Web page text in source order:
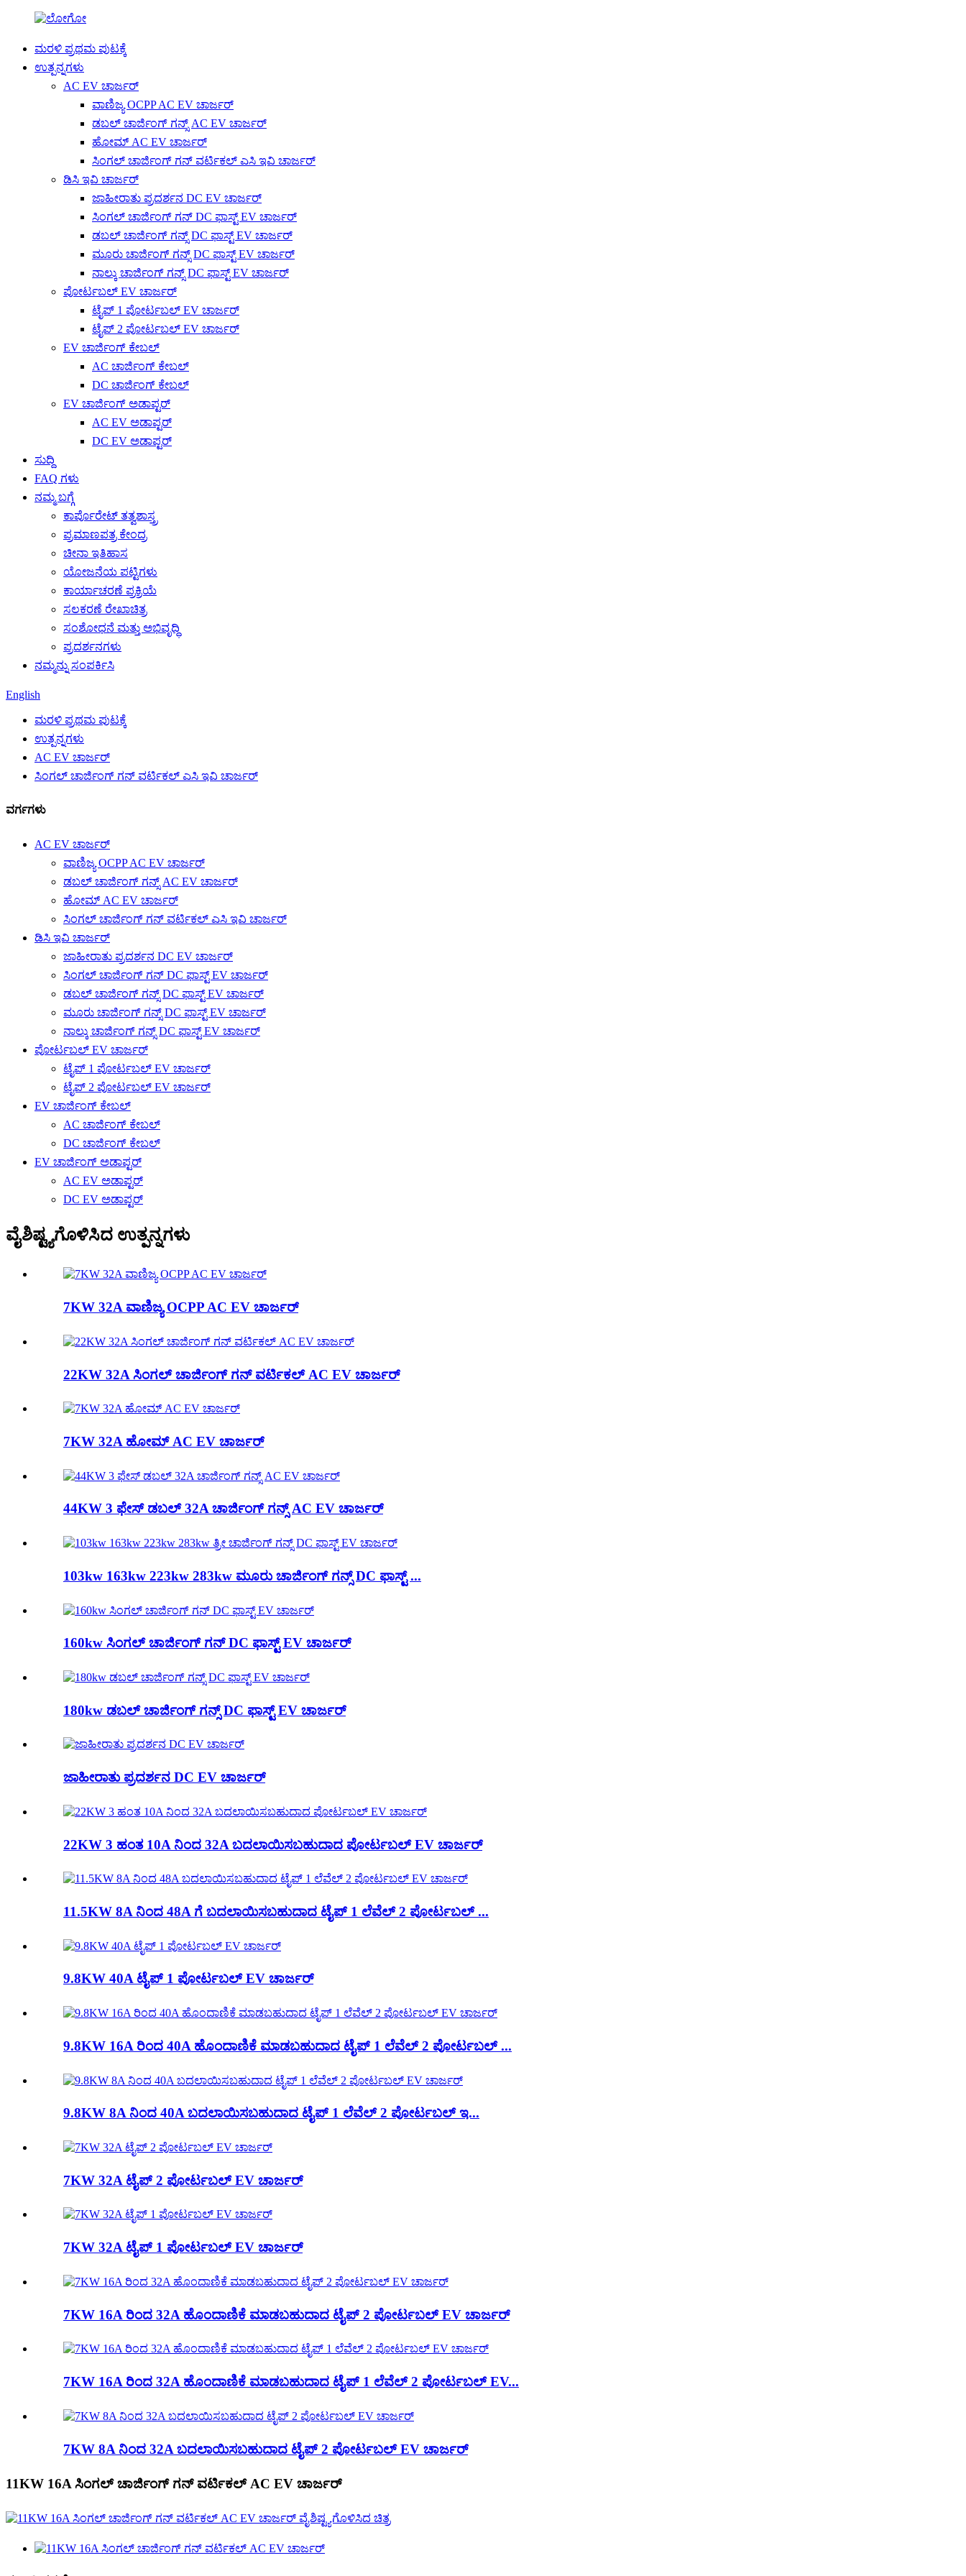
ಮರಳಿ ಪ್ರಥಮ ಪುಟಕ್ಕೆ
ಉತ್ಪನ್ನಗಳು
AC EV ಚಾರ್ಜರ್
ವಾಣಿಜ್ಯ OCPP AC EV ಚಾರ್ಜರ್
ಡಬಲ್ ಚಾರ್ಜಿಂಗ್ ಗನ್ಸ್ AC EV ಚಾರ್ಜರ್
ಹೋಮ್ AC EV ಚಾರ್ಜರ್
ಸಿಂಗಲ್ ಚಾರ್ಜಿಂಗ್ ಗನ್ ವರ್ಟಿಕಲ್ ಎಸಿ ಇವಿ ಚಾರ್ಜರ್
ಡಿಸಿ ಇವಿ ಚಾರ್ಜರ್
ಜಾಹೀರಾತು ಪ್ರದರ್ಶನ DC EV ಚಾರ್ಜರ್
ಸಿಂಗಲ್ ಚಾರ್ಜಿಂಗ್ ಗನ್ DC ಫಾಸ್ಟ್ EV ಚಾರ್ಜರ್
ಡಬಲ್ ಚಾರ್ಜಿಂಗ್ ಗನ್ಸ್ DC ಫಾಸ್ಟ್ EV ಚಾರ್ಜರ್
ಮೂರು ಚಾರ್ಜಿಂಗ್ ಗನ್ಸ್ DC ಫಾಸ್ಟ್ EV ಚಾರ್ಜರ್
ನಾಲ್ಕು ಚಾರ್ಜಿಂಗ್ ಗನ್ಸ್ DC ಫಾಸ್ಟ್ EV ಚಾರ್ಜರ್
ಪೋರ್ಟಬಲ್ EV ಚಾರ್ಜರ್
ಟೈಪ್ 1 ಪೋರ್ಟಬಲ್ EV ಚಾರ್ಜರ್
ಟೈಪ್ 2 ಪೋರ್ಟಬಲ್ EV ಚಾರ್ಜರ್
EV ಚಾರ್ಜಿಂಗ್ ಕೇಬಲ್
AC ಚಾರ್ಜಿಂಗ್ ಕೇಬಲ್
DC ಚಾರ್ಜಿಂಗ್ ಕೇಬಲ್
EV ಚಾರ್ಜಿಂಗ್ ಅಡಾಪ್ಟರ್
AC EV ಅಡಾಪ್ಟರ್
DC EV ಅಡಾಪ್ಟರ್
ಸುದ್ದಿ
FAQ ಗಳು
ನಮ್ಮ ಬಗ್ಗೆ
ಕಾರ್ಪೊರೇಟ್ ತತ್ವಶಾಸ್ತ್ರ
ಪ್ರಮಾಣಪತ್ರ ಕೇಂದ್ರ
ಚೀನಾ ಇತಿಹಾಸ
ಯೋಜನೆಯ ಪಟ್ಟಿಗಳು
ಕಾರ್ಯಾಚರಣೆ ಪ್ರಕ್ರಿಯೆ
ಸಲಕರಣೆ ರೇಖಾಚಿತ್ರ
ಸಂಶೋಧನೆ ಮತ್ತು ಅಭಿವೃದ್ಧಿ
ಪ್ರದರ್ಶನಗಳು
ನಮ್ಮನ್ನು ಸಂಪರ್ಕಿಸಿ
English
ಮರಳಿ ಪ್ರಥಮ ಪುಟಕ್ಕೆ
ಉತ್ಪನ್ನಗಳು
AC EV ಚಾರ್ಜರ್
ಸಿಂಗಲ್ ಚಾರ್ಜಿಂಗ್ ಗನ್ ವರ್ಟಿಕಲ್ ಎಸಿ ಇವಿ ಚಾರ್ಜರ್
ವರ್ಗಗಳು
AC EV ಚಾರ್ಜರ್
ವಾಣಿಜ್ಯ OCPP AC EV ಚಾರ್ಜರ್
ಡಬಲ್ ಚಾರ್ಜಿಂಗ್ ಗನ್ಸ್ AC EV ಚಾರ್ಜರ್
ಹೋಮ್ AC EV ಚಾರ್ಜರ್
ಸಿಂಗಲ್ ಚಾರ್ಜಿಂಗ್ ಗನ್ ವರ್ಟಿಕಲ್ ಎಸಿ ಇವಿ ಚಾರ್ಜರ್
ಡಿಸಿ ಇವಿ ಚಾರ್ಜರ್
ಜಾಹೀರಾತು ಪ್ರದರ್ಶನ DC EV ಚಾರ್ಜರ್
ಸಿಂಗಲ್ ಚಾರ್ಜಿಂಗ್ ಗನ್ DC ಫಾಸ್ಟ್ EV ಚಾರ್ಜರ್
ಡಬಲ್ ಚಾರ್ಜಿಂಗ್ ಗನ್ಸ್ DC ಫಾಸ್ಟ್ EV ಚಾರ್ಜರ್
ಮೂರು ಚಾರ್ಜಿಂಗ್ ಗನ್ಸ್ DC ಫಾಸ್ಟ್ EV ಚಾರ್ಜರ್
ನಾಲ್ಕು ಚಾರ್ಜಿಂಗ್ ಗನ್ಸ್ DC ಫಾಸ್ಟ್ EV ಚಾರ್ಜರ್
ಪೋರ್ಟಬಲ್ EV ಚಾರ್ಜರ್
ಟೈಪ್ 1 ಪೋರ್ಟಬಲ್ EV ಚಾರ್ಜರ್
ಟೈಪ್ 2 ಪೋರ್ಟಬಲ್ EV ಚಾರ್ಜರ್
EV ಚಾರ್ಜಿಂಗ್ ಕೇಬಲ್
AC ಚಾರ್ಜಿಂಗ್ ಕೇಬಲ್
DC ಚಾರ್ಜಿಂಗ್ ಕೇಬಲ್
EV ಚಾರ್ಜಿಂಗ್ ಅಡಾಪ್ಟರ್
AC EV ಅಡಾಪ್ಟರ್
DC EV ಅಡಾಪ್ಟರ್
ವೈಶಿಷ್ಟ್ಯಗೊಳಿಸಿದ ಉತ್ಪನ್ನಗಳು
7KW 32A ವಾಣಿಜ್ಯ OCPP AC EV ಚಾರ್ಜರ್
22KW 32A ಸಿಂಗಲ್ ಚಾರ್ಜಿಂಗ್ ಗನ್ ವರ್ಟಿಕಲ್ AC EV ಚಾರ್ಜರ್
7KW 32A ಹೋಮ್ AC EV ಚಾರ್ಜರ್
44KW 3 ಫೇಸ್ ಡಬಲ್ 32A ಚಾರ್ಜಿಂಗ್ ಗನ್ಸ್ AC EV ಚಾರ್ಜರ್
103kw 163kw 223kw 283kw ಮೂರು ಚಾರ್ಜಿಂಗ್ ಗನ್ಸ್ DC ಫಾಸ್ಟ್ ...
160kw ಸಿಂಗಲ್ ಚಾರ್ಜಿಂಗ್ ಗನ್ DC ಫಾಸ್ಟ್ EV ಚಾರ್ಜರ್
180kw ಡಬಲ್ ಚಾರ್ಜಿಂಗ್ ಗನ್ಸ್ DC ಫಾಸ್ಟ್ EV ಚಾರ್ಜರ್
ಜಾಹೀರಾತು ಪ್ರದರ್ಶನ DC EV ಚಾರ್ಜರ್
22KW 3 ಹಂತ 10A ನಿಂದ 32A ಬದಲಾಯಿಸಬಹುದಾದ ಪೋರ್ಟಬಲ್ EV ಚಾರ್ಜರ್
11.5KW 8A ನಿಂದ 48A ಗೆ ಬದಲಾಯಿಸಬಹುದಾದ ಟೈಪ್ 1 ಲೆವೆಲ್ 2 ಪೋರ್ಟಬಲ್ ...
9.8KW 40A ಟೈಪ್ 1 ಪೋರ್ಟಬಲ್ EV ಚಾರ್ಜರ್
9.8KW 16A ರಿಂದ 40A ಹೊಂದಾಣಿಕೆ ಮಾಡಬಹುದಾದ ಟೈಪ್ 1 ಲೆವೆಲ್ 2 ಪೋರ್ಟಬಲ್ ...
9.8KW 8A ನಿಂದ 40A ಬದಲಾಯಿಸಬಹುದಾದ ಟೈಪ್ 1 ಲೆವೆಲ್ 2 ಪೋರ್ಟಬಲ್ ಇ...
7KW 32A ಟೈಪ್ 2 ಪೋರ್ಟಬಲ್ EV ಚಾರ್ಜರ್
7KW 32A ಟೈಪ್ 1 ಪೋರ್ಟಬಲ್ EV ಚಾರ್ಜರ್
7KW 16A ರಿಂದ 32A ಹೊಂದಾಣಿಕೆ ಮಾಡಬಹುದಾದ ಟೈಪ್ 2 ಪೋರ್ಟಬಲ್ EV ಚಾರ್ಜರ್
7KW 16A ರಿಂದ 32A ಹೊಂದಾಣಿಕೆ ಮಾಡಬಹುದಾದ ಟೈಪ್ 1 ಲೆವೆಲ್ 2 ಪೋರ್ಟಬಲ್ EV...
7KW 8A ನಿಂದ 32A ಬದಲಾಯಿಸಬಹುದಾದ ಟೈಪ್ 2 ಪೋರ್ಟಬಲ್ EV ಚಾರ್ಜರ್
11KW 16A ಸಿಂಗಲ್ ಚಾರ್ಜಿಂಗ್ ಗನ್ ವರ್ಟಿಕಲ್ AC EV ಚಾರ್ಜರ್